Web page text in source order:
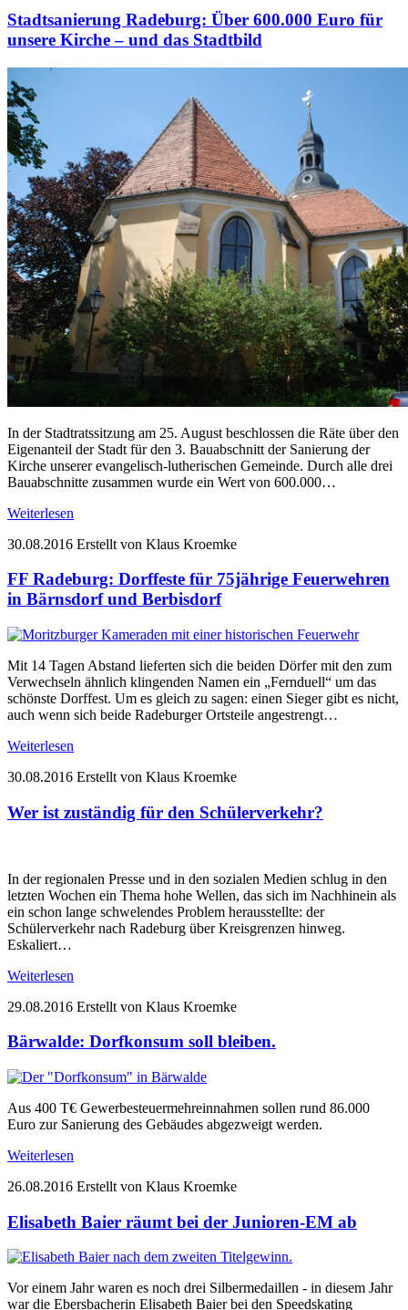
Stadtsanierung Radeburg: Über 600.000 Euro für
unsere Kirche – und das Stadtbild
In der Stadtratssitzung am 25. August beschlossen die Räte über den
Eigenanteil der Stadt für den 3. Bauabschnitt der Sanierung der
Kirche unserer evangelisch-lutherischen Gemeinde. Durch alle drei
Bauabschnitte zusammen wurde ein Wert von 600.000…
Weiterlesen
30.08.2016 Erstellt von Klaus Kroemke
FF Radeburg: Dorffeste für 75jährige Feuerwehren
in Bärnsdorf und Berbisdorf
Mit 14 Tagen Abstand lieferten sich die beiden Dörfer mit den zum
Verwechseln ähnlich klingenden Namen ein „Fernduell“ um das
schönste Dorffest. Um es gleich zu sagen: einen Sieger gibt es nicht,
auch wenn sich beide Radeburger Ortsteile angestrengt…
Weiterlesen
30.08.2016 Erstellt von Klaus Kroemke
Wer ist zuständig für den Schülerverkehr?
In der regionalen Presse und in den sozialen Medien schlug in den
letzten Wochen ein Thema hohe Wellen, das sich im Nachhinein als
ein schon lange schwelendes Problem herausstellte: der
Schülerverkehr nach Radeburg über Kreisgrenzen hinweg.
Eskaliert…
Weiterlesen
29.08.2016 Erstellt von Klaus Kroemke
Bärwalde: Dorfkonsum soll bleiben.
Aus 400 T€ Gewerbesteuermehreinnahmen sollen rund 86.000
Euro zur Sanierung des Gebäudes abgezweigt werden.
Weiterlesen
26.08.2016 Erstellt von Klaus Kroemke
Elisabeth Baier räumt bei der Junioren-EM ab
Vor einem Jahr waren es noch drei Silbermedaillen - in diesem Jahr
war die Ebersbacherin Elisabeth Baier bei den Speedskating